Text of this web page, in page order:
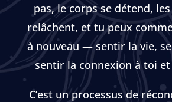
pas, le corps se détend,
relâchent, et tu peux
à nouveau — sentir la vie,
sentir la connexion à toi
C’est un processus de